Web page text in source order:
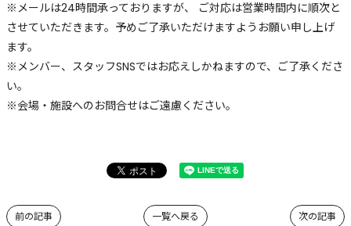
※メールは24時間承っておりますが、 ご対応は営業時間内に順次と
させていただきます。予めご了承いただけますようお願い申し上げ
ます。
※メンバー、スタッフSNSではお応えしかねますので、ご了承くださ
い。
※会場・施設へのお問合せはご遠慮ください。
次の記事
一覧へ戻る
前の記事